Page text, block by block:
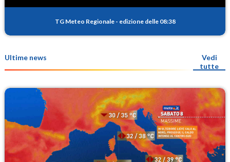
TG Meteo Regionale - edizione delle 08:38
Ultime news
Vedi
tutte